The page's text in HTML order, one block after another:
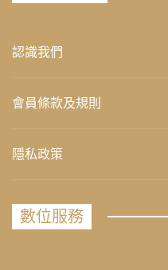
認識我們
會員條款及規則
隱私政策
數位服務